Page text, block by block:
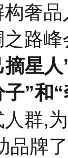
奢
路
星
”和
群,
品牌